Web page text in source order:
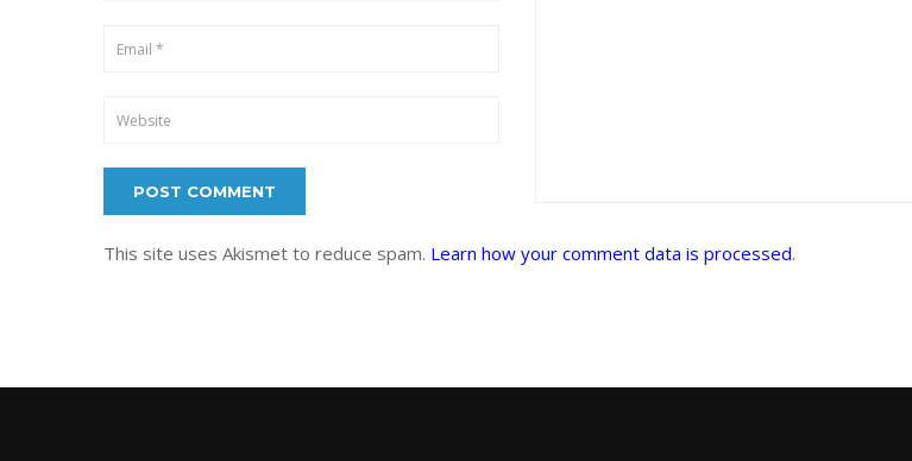
This site uses Akismet to reduce spam. Learn how your comment data is processed.